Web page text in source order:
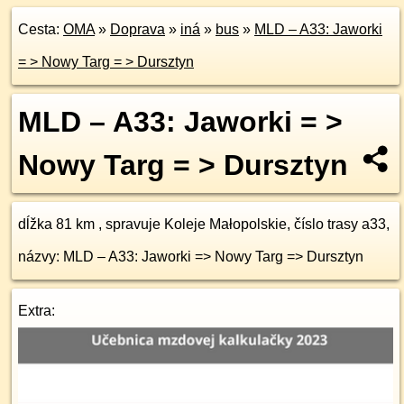
Cesta: OMA» Doprava » iná » bus » MLD – A33: Jaworki
= > Nowy Targ = > Dursztyn
MLD – A33: Jaworki = >
Nowy Targ = > Dursztyn
dĺžka 81 km , spravuje Koleje Małopolskie, číslo trasy a33,
názvy: MLD – A33: Jaworki => Nowy Targ => Dursztyn
Extra: